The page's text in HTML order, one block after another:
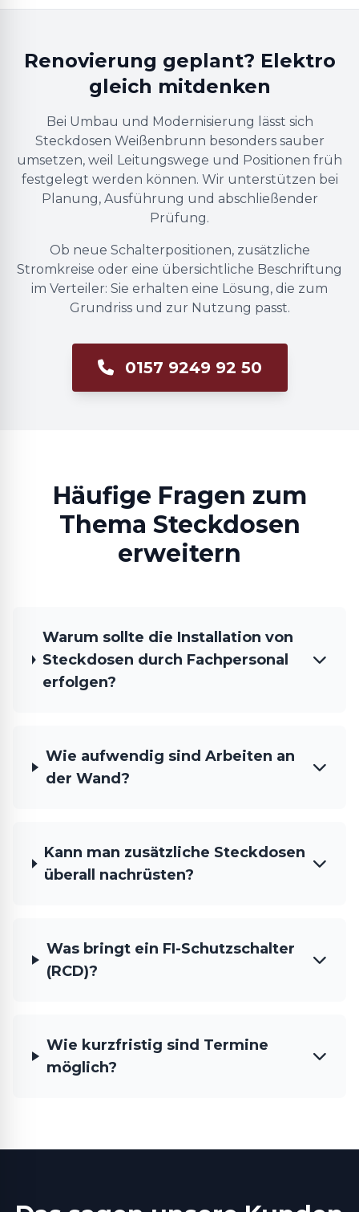
Renovierung geplant? Elektro
gleich mitdenken
Bei Umbau und Modernisierung lässt sich
Steckdosen Weißenbrunn besonders sauber
umsetzen, weil Leitungswege und Positionen früh
festgelegt werden können. Wir unterstützen bei
Planung, Ausführung und abschließender
Prüfung.
Ob neue Schalterpositionen, zusätzliche
Stromkreise oder eine übersichtliche Beschriftung
im Verteiler: Sie erhalten eine Lösung, die zum
Grundriss und zur Nutzung passt.
0157 9249 92 50
Häufige Fragen zum
Thema Steckdosen
erweitern
Warum sollte die Installation von
Steckdosen durch Fachpersonal
erfolgen?
Wie aufwendig sind Arbeiten an
der Wand?
Kann man zusätzliche Steckdosen
überall nachrüsten?
Was bringt ein FI-Schutzschalter
(RCD)?
Wie kurzfristig sind Termine
möglich?